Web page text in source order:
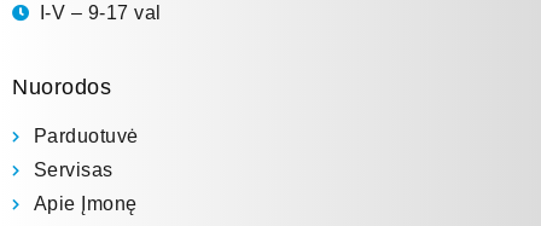
I-V – 9-17 val
Nuorodos
Parduotuvė
Servisas
Apie Įmonę